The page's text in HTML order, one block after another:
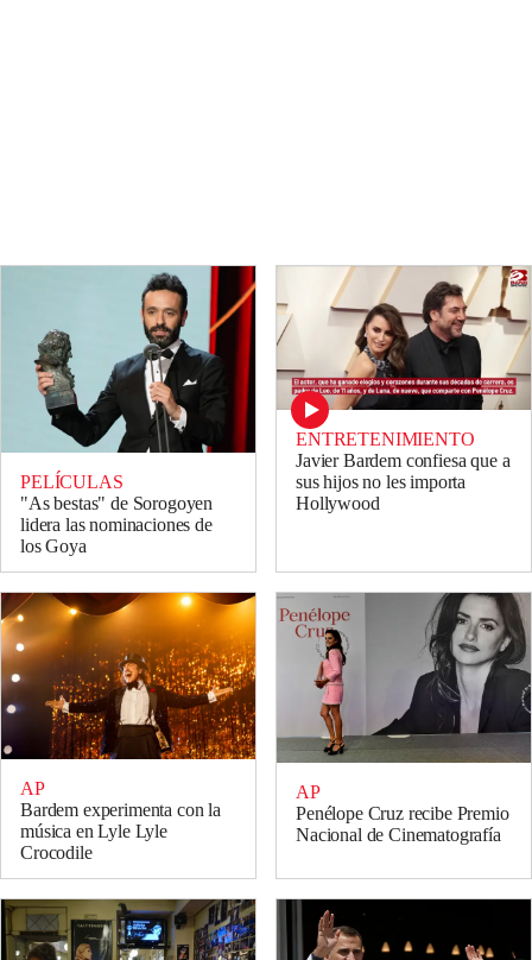
PELÍCULAS
"As bestas" de Sorogoyen
lidera las nominaciones de
los Goya
ENTRETENIMIENTO
Javier Bardem confiesa que a
sus hijos no les importa
Hollywood
AP
Bardem experimenta con la
música en Lyle Lyle
Crocodile
AP
Penélope Cruz recibe Premio
Nacional de Cinematografía